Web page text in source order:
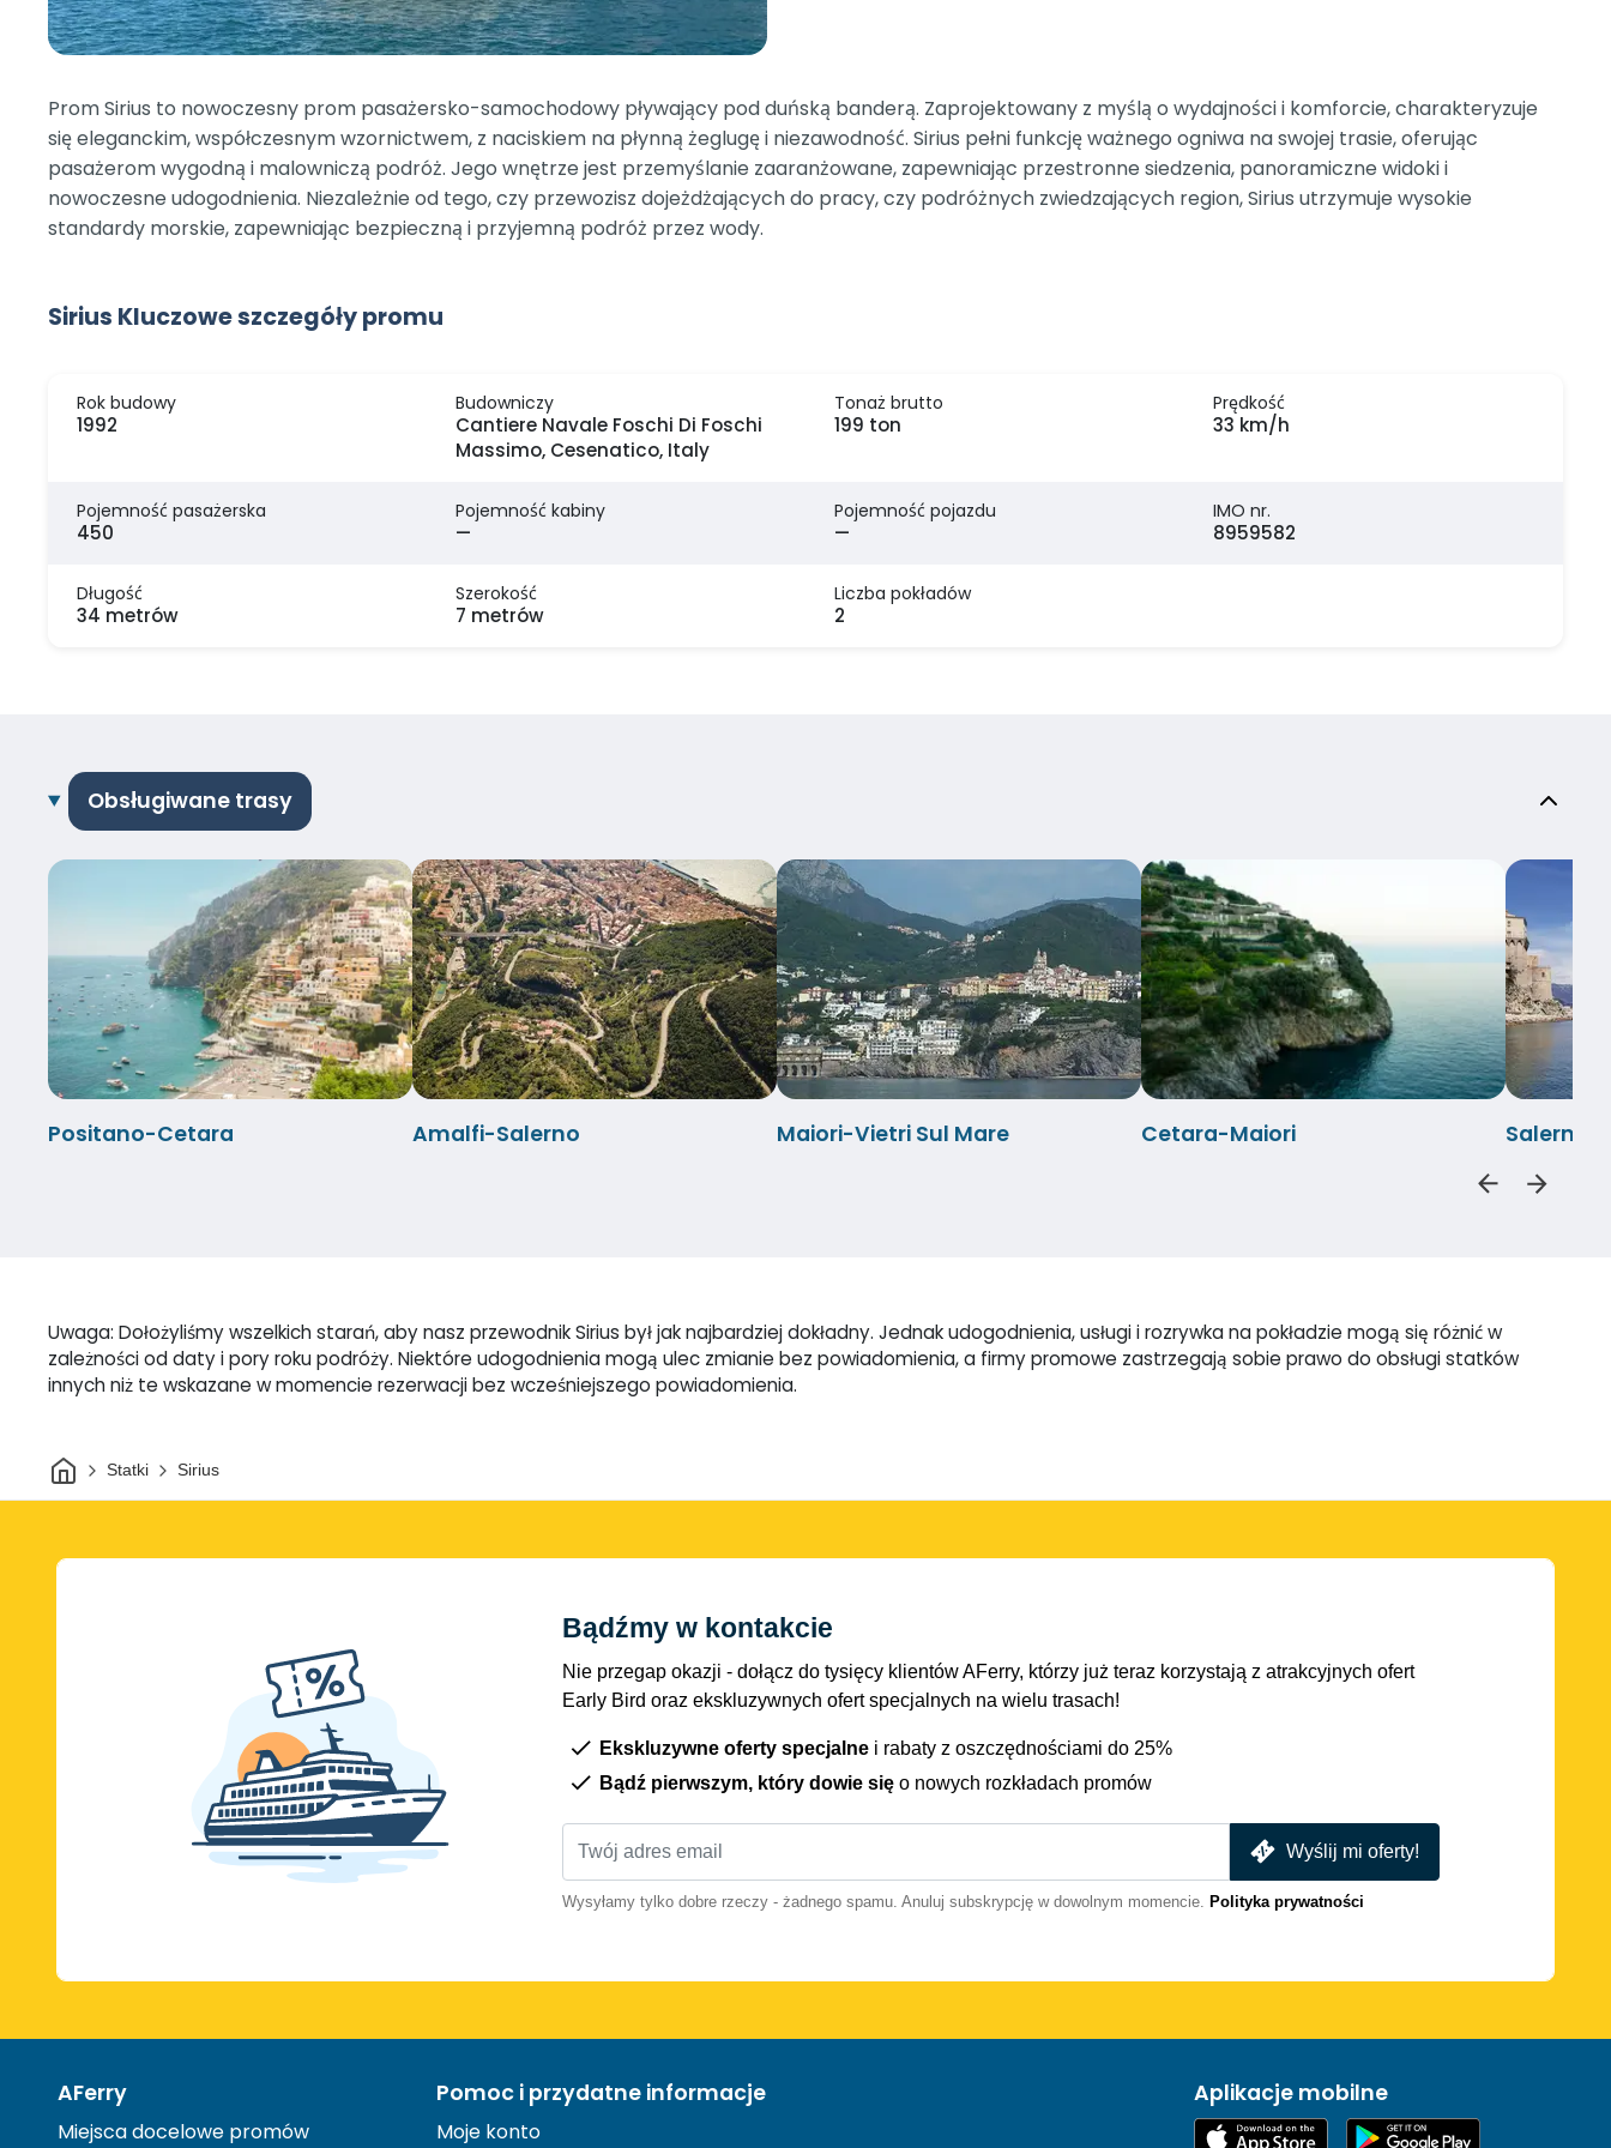
Prom Sirius to nowoczesny prom pasażersko-samochodowy pływający pod duńską banderą. Zaprojektowany z myślą o wydajności i komforcie, charakteryzuje
się eleganckim, współczesnym wzornictwem, z naciskiem na płynną żeglugę i niezawodność. Sirius pełni funkcję ważnego ogniwa na swojej trasie, oferując
pasażerom wygodną i malowniczą podróż. Jego wnętrze jest przemyślanie zaaranżowane, zapewniając przestronne siedzenia, panoramiczne widoki i
nowoczesne udogodnienia. Niezależnie od tego, czy przewozisz dojeżdżających do pracy, czy podróżnych zwiedzających region, Sirius utrzymuje wysokie
standardy morskie, zapewniając bezpieczną i przyjemną podróż przez wody.
Sirius Kluczowe szczegóły promu
Rok budowy
1992
Budowniczy
Cantiere Navale Foschi Di Foschi
Massimo, Cesenatico, Italy
Tonaż brutto
199 ton
Prędkość
33 km/h
Pojemność pasażerska
450
Pojemność kabiny
—
Pojemność pojazdu
—
IMO nr.
8959582
Długość
34 metrów
Szerokość
7 metrów
Liczba pokładów
2
Obsługiwane trasy
Positano-Cetara Amalfi-Salerno Maiori-Vietri Sul Mare Cetara-Maiori Salerno-
Uwaga: Dołożyliśmy wszelkich starań, aby nasz przewodnik Sirius był jak najbardziej dokładny. Jednak udogodnienia, usługi i rozrywka na pokładzie mogą się różnić w
zależności od daty i pory roku podróży. Niektóre udogodnienia mogą ulec zmianie bez powiadomienia, a firmy promowe zastrzegają sobie prawo do obsługi statków
innych niż te wskazane w momencie rezerwacji bez wcześniejszego powiadomienia.
DomStatki Sirius
Bądźmy w kontakcie
Nie przegap okazji - dołącz do tysięcy klientów AFerry, którzy już teraz korzystają z atrakcyjnych ofert
Early Bird oraz ekskluzywnych ofert specjalnych na wielu trasach!
Ekskluzywne oferty specjalne i rabaty z oszczędnościami do 25%
Bądź pierwszym, który dowie się o nowych rozkładach promów
Wyślij mi oferty!
Wysyłamy tylko dobre rzeczy - żadnego spamu. Anuluj subskrypcję w dowolnym momencie. Polityka prywatności
AFerry
Miejsca docelowe promów
Pomoc i przydatne informacje
Moje konto
Aplikacje mobilne